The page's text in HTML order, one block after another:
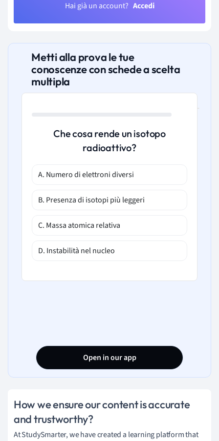
Hai già un account? Accedi
Metti alla prova le tue
conoscenze con schede a scelta
multipla
Che cosa rende un isotopo
radioattivo?
A. Numero di elettroni diversi
B. Presenza di isotopi più leggeri
C. Massa atomica relativa
D. Instabilità nel nucleo
Open in our app
How we ensure our content is accurate
and trustworthy?
At StudySmarter, we have created a learning platform that